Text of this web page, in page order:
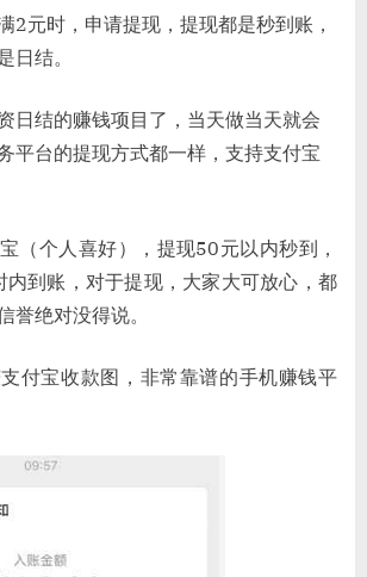
2元时，申请提现，提现都是秒到账，
日结。
日结的赚钱项目了，当天做当天就会
平台的提现方式都一样，支持支付宝
（个人喜好），提现50元以内秒到，
到账，对于提现，大家大可放心，都
誉绝对没得说。
付宝收款图，非常靠谱的手机赚钱平